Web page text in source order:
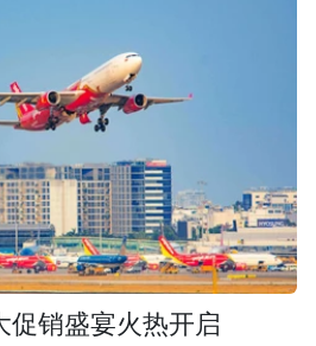
促销盛宴火热开启